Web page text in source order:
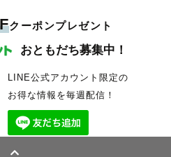
クーポンプレゼント
おともだち募集中！
LINE公式アカウント限定の
お得な情報を毎週配信！